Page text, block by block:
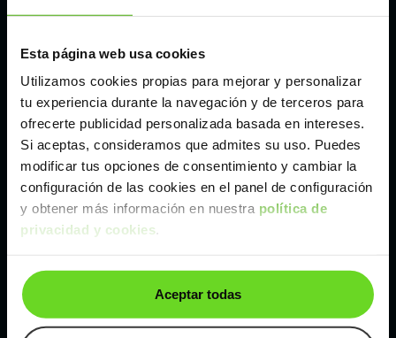
Esta página web usa cookies
Utilizamos cookies propias para mejorar y personalizar
tu experiencia durante la navegación y de terceros para
ofrecerte publicidad personalizada basada en intereses.
Si aceptas, consideramos que admites su uso. Puedes
modificar tus opciones de consentimiento y cambiar la
configuración de las cookies en el panel de configuración
y obtener más información en nuestra política de
privacidad y cookies.
Aceptar todas
Madrid
Málaga
Valencia
Zaragoza
Ver Peugeot 308 de segunda mano y ocasión
Peugeot 308 de segunda mano y ocasión